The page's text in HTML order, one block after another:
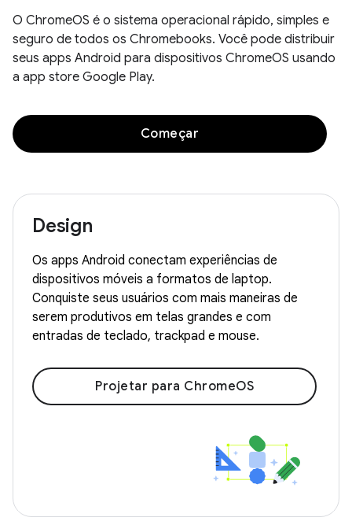
O ChromeOS é o sistema operacional rápido, simples e
seguro de todos os Chromebooks. Você pode distribuir
seus apps Android para dispositivos ChromeOS usando
a app store Google Play.
Começar
Design
Os apps Android conectam experiências de
dispositivos móveis a formatos de laptop.
Conquiste seus usuários com mais maneiras de
serem produtivos em telas grandes e com
entradas de teclado, trackpad e mouse.
Projetar para ChromeOS